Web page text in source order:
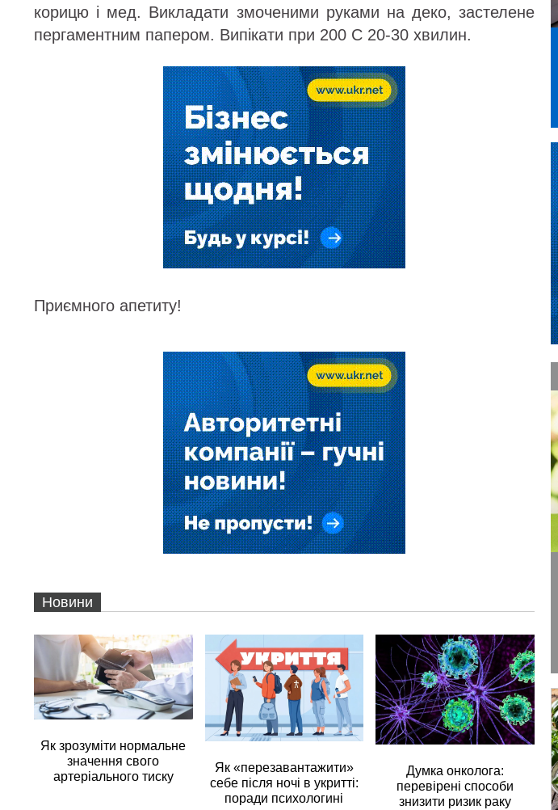
корицю і мед. Викладати змоченими руками на деко, застелене
пергаментним папером. Випікати при 200 С 20-30 хвилин.
Приємного апетиту!
Новини
Як зрозуміти нормальне
значення свого
артеріального тиску
Як «перезавантажити»
себе після ночі в укритті:
поради психологині
Думка онколога:
перевірені способи
знизити ризик раку